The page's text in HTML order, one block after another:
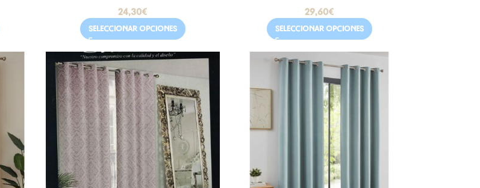
24,30€
SELECCIONAR OPCIONES
29,60€
SELECCIONAR OPCIONES